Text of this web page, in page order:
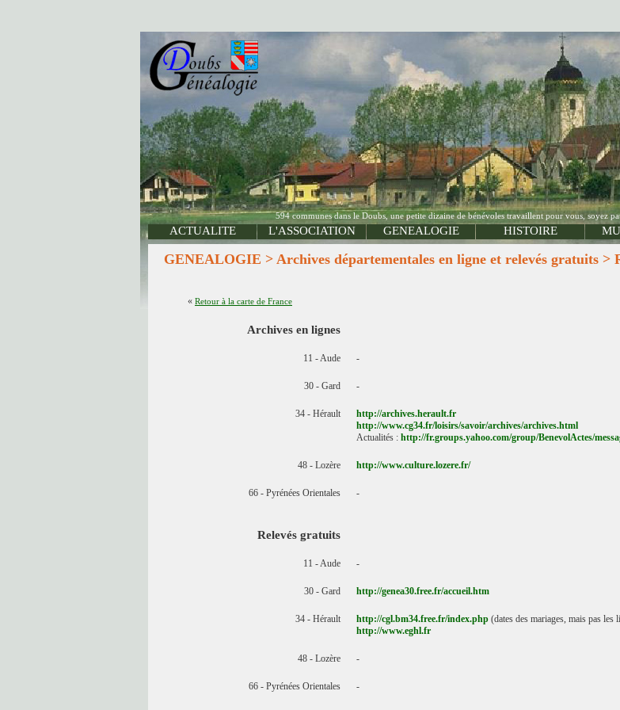
594 communes dans le Doubs, une petite dizaine de bénévoles travaillent pour vous, soyez
ACTUALITE L'ASSOCIATION GENEALOGIE HISTOIRE
GENEALOGIE > Archives départementales en ligne et relevés gratuits
« Retour à la carte de France
Archives en lignes
11 - Aude -
30 - Gard -
34 - Hérault
http://archives.herault.fr
http://www.cg34.fr/loisirs/savoir/archives/archives.html
Actualités : http://fr.groups.yahoo.com/group/BenevolActes/
48 - Lozère http://www.culture.lozere.fr/
66 - Pyrénées Orientales -
Relevés gratuits
11 - Aude -
30 - Gard http://genea30.free.fr/accueil.htm
34 - Hérault http://cgl.bm34.free.fr/index.php (dates des mariages, mais pas les
http://www.eghl.fr
48 - Lozère -
66 - Pyrénées Orientales -